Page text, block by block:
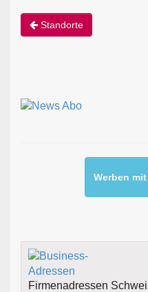
Standorte
Werben
Firmenadressen